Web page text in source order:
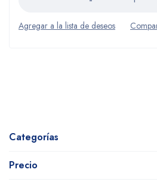
Categorías
Precio